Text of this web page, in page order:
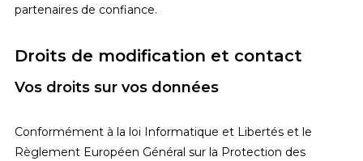
partenaires de confiance.
Droits de modification et contact
Vos droits sur vos données
Conformément à la loi Informatique et Libertés et le
Règlement Européen Général sur la Protection des